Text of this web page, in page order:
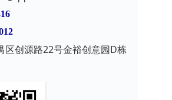
区创源路22号金裕创意园D栋